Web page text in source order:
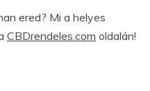
ered? Mi a helyes
CBDrendeles.com oldalán!